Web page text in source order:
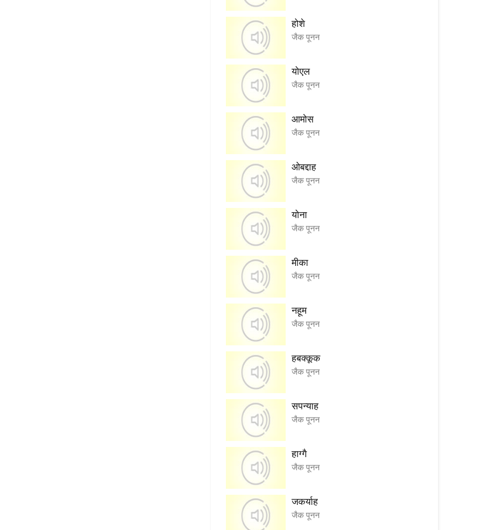
होशे
जैक पूनन
योएल
जैक पूनन
आमोस
जैक पूनन
ओबद्दाह
जैक पूनन
योना
जैक पूनन
मीका
जैक पूनन
नहूम
जैक पूनन
हबक्कूक
जैक पूनन
सपन्याह
जैक पूनन
हाग्गै
जैक पूनन
जकर्याह
जैक पूनन